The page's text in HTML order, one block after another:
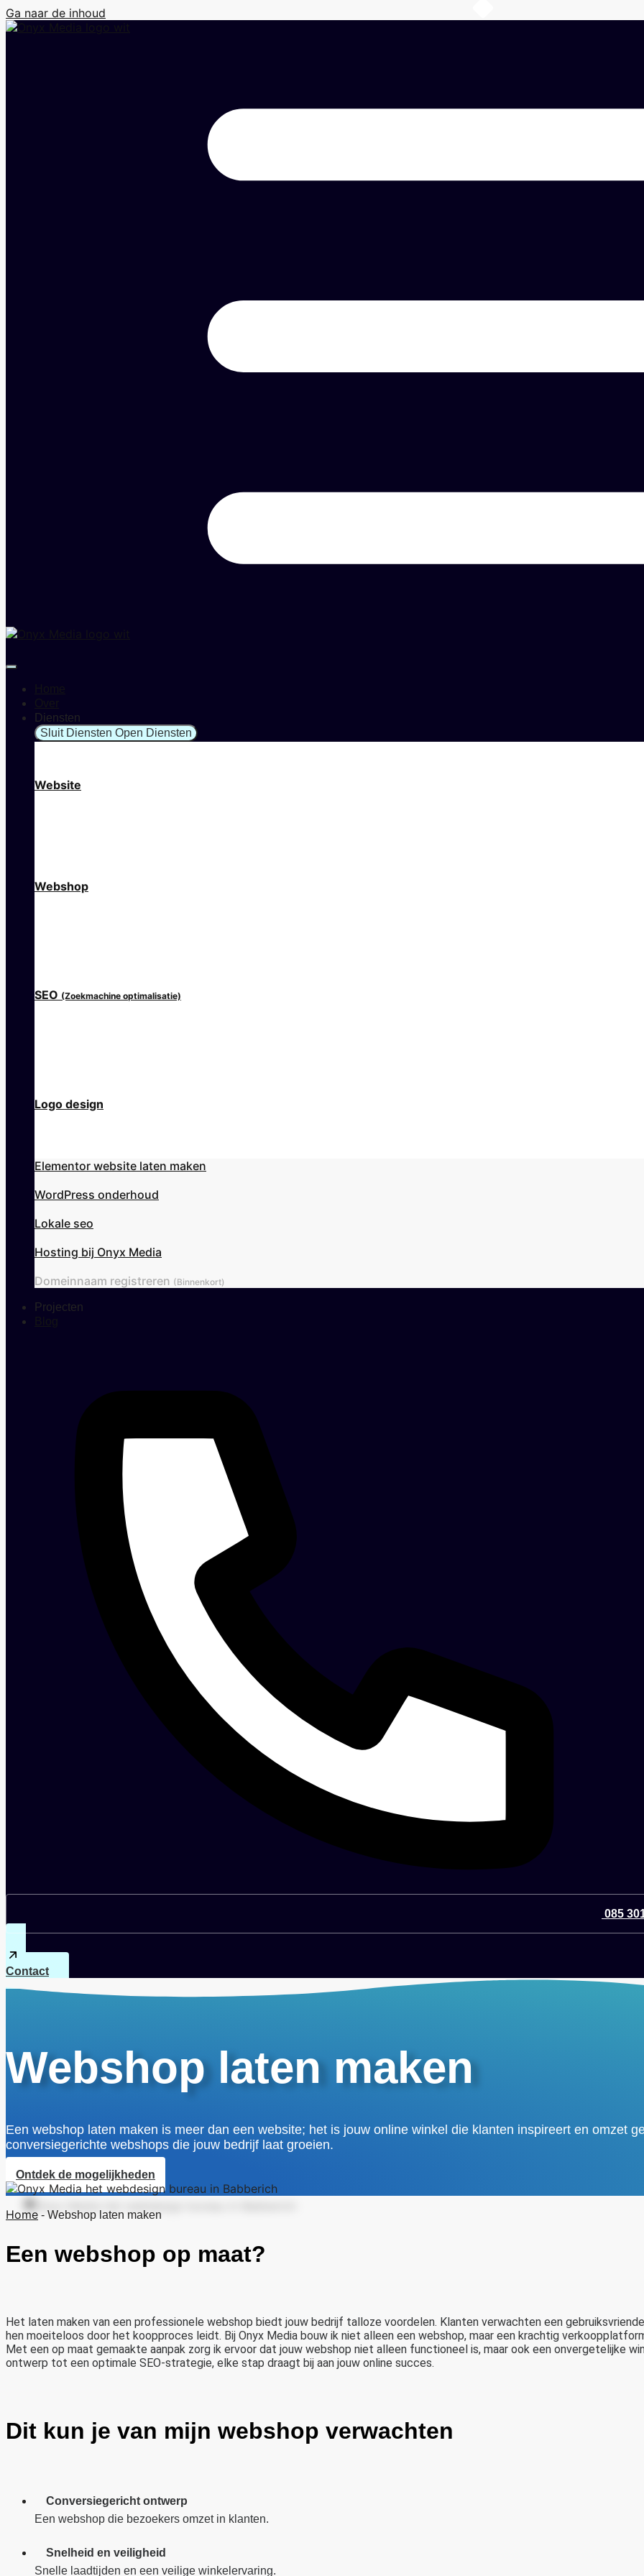
Ga naar de inhoud
Diensten
Sluit Diensten Open Diensten
Website
Webshop
SEO (Zoekmachine optimalisatie)
Logo design
Elementor website laten maken
WordPress onderhoud
Lokale seo
Hosting bij Onyx Media
Domeinnaam registreren (Binnenkort)
Projecten
085
Contact
Webshop laten maken
Een webshop laten maken is meer dan een website; het is jouw online winkel die klanten inspireert en omzet
conversiegerichte webshops die jouw bedrijf laat groeien.
Ontdek de mogelijkheden
Home - Webshop laten maken
Een webshop op maat?
Het laten maken van een professionele webshop biedt jouw bedrijf talloze voordelen. Klanten verwachten een
hen moeiteloos door het koopproces leidt. Bij Onyx Media bouw ik niet alleen een webshop, maar een krachtig
Met een op maat gemaakte aanpak zorg ik ervoor dat jouw webshop niet alleen functioneel is, maar ook een onvergetelijke
ontwerp tot een optimale SEO-strategie, elke stap draagt bij aan jouw online succes.
Dit kun je van mijn webshop verwachten
Conversiegericht ontwerp
Een webshop die bezoekers omzet in klanten.
Snelheid en veiligheid
Snelle laadtijden en een veilige winkelervaring.